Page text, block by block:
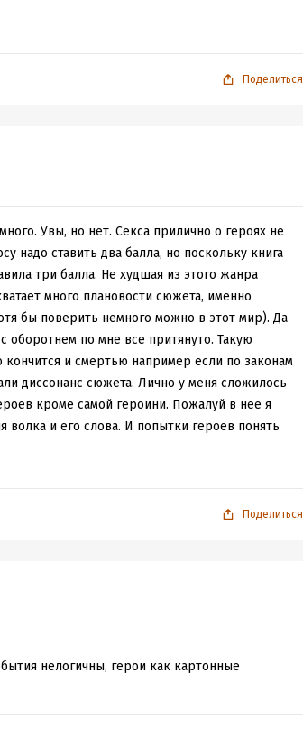
их сердца. Пусть их госпожа и осыпает их
добивались своей избранницы. О том, к
без неё. И о том, как сама Орнелла, пройдя
Автор с поразительной точностью
могучий из них едва не лишился чувств
удалось с необыкновенной красотой и
и чувственностью. Она смогла
и перспективы, которые возникают в
– 10 из 10.
Поделиться
Увы, но нет. Секса прилично о героях не
надо ставить два балла, но поскольку книга
три балла. Не худшая из этого жанра
много плановости сюжета, именно
бы поверить немного можно в этот мир). Да
оборотнем по мне все притянуто. Такую
кончится и смертью например если по законам
диссонанс сюжета. Лично у меня сложилось
кроме самой героини. Пожалуй в нее я
и его слова. И попытки героев понять
Поделиться
нелогичны, герои как картонные